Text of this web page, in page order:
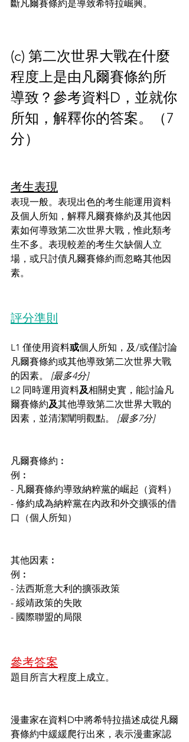
斷凡爾賽條約是導致希特拉崛興。
(c) 第二次世界大戰在什麼
程度上是由凡爾賽條約所
導致？參考資料D，並就你
所知，解釋你的答案。（7
分）
考生表現
表現一般。表現出色的考生能運用資料
及個人所知，解釋凡爾賽條約及其他因
素如何導致第二次世界大戰，惟此類考
生不多。表現較差的考生欠缺個人立
場，或只討債凡爾賽條約而忽略其他因
素。
評分準則
L1 僅使用資料或個人所知，及/或僅討論
凡爾賽條約或其他導致第二次世界大戰
的因素。 [最多4分]
L2 同時運用資料及相關史實，能討論凡
爾賽條約及其他導致第二次世界大戰的
因素，並清潔闡明觀點。 [最多7分]
凡爾賽條約︰
例︰
- 凡爾賽條約導致納粹黨的崛起（資料）
- 修約成為納粹黨在內政和外交擴張的借
口（個人所知）
其他因素︰
例︰
- 法西斯意大利的擴張政策
- 綏靖政策的失敗
- 國際聯盟的局限
參考答案
題目所言大程度上成立。
漫畫家在資料D中將希特拉描述成從凡爾
賽條約中緩緩爬行出來，表示漫畫家認